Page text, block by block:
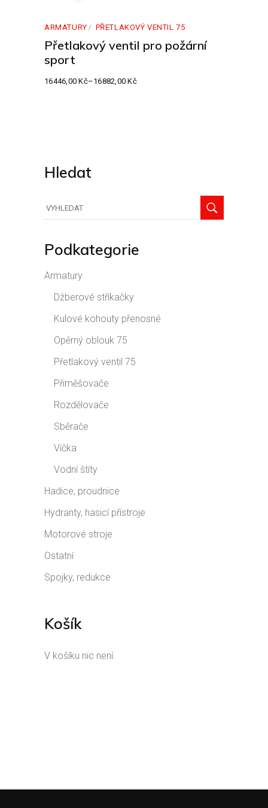
ARMATURY PŘETLAKOVÝ VENTIL 75
Přetlakový ventil pro požární
sport
16446,00Kč–16882,00Kč
Rozpětí
Hledat
Podkategorie
Armatury
Džberové stříkačky
Kulové kohouty přenosné
Opěrný oblouk 75
Přetlakový ventil 75
Přiměšovače
Rozdělovače
Sběrače
Víčka
Vodní štíty
Hadice, proudnice
Hydranty, hasicí přístroje
Motorové stroje
Ostatní
Spojky, redukce
Košík
V košíku nic není.